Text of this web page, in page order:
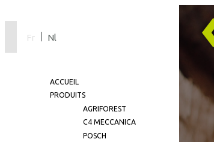
Fr Nl
ACCUEIL
PRODUITS
AGRIFOREST
C4 MECCANICA
POSCH